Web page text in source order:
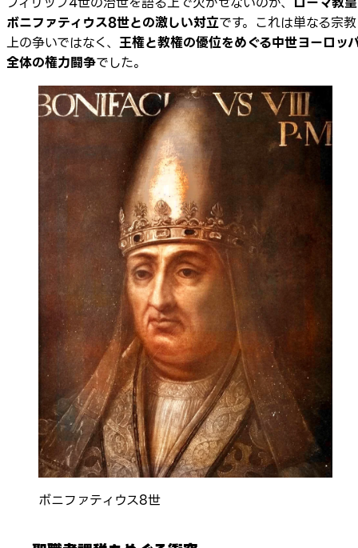
ボニファティウス8世との激しい対立です。これは単なる宗教
上の争いではなく、 王権と教権の優位をめぐる中世ヨーロッ
全体の権力闘争でした。
ボニファティウス8世